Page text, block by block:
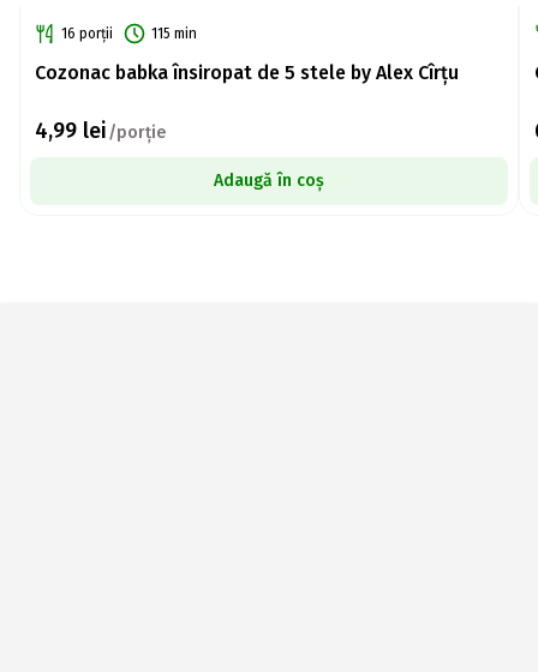
16 porții 115 min
Cozonac babka însiropat de 5 stele by Alex Cîrțu
4,99 lei/porție
Adaugă în coș